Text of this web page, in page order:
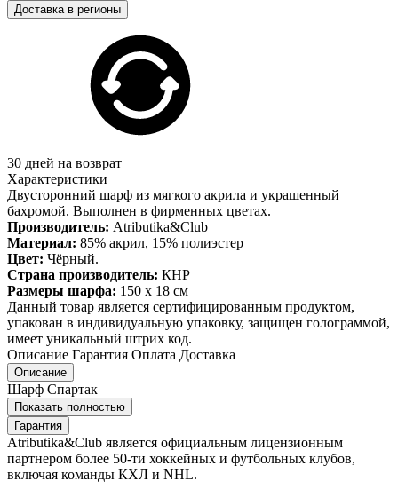
Доставка в регионы
30 дней на возврат
Характеристики
Двусторонний шарф из мягкого акрила и украшенный
бахромой. Выполнен в фирменных цветах.
Производитель: Atributika&Club
Материал: 85% акрил, 15% полиэстер
Цвет: Чёрный.
Страна производитель: КНР
Размеры шарфа: 150 х 18 см
Данный товар является сертифицированным продуктом,
упакован в индивидуальную упаковку, защищен голограммой,
имеет уникальный штрих код.
Описание Гарантия Оплата Доставка
Описание
Шарф Спартак
Показать полностью
Гарантия
Atributika&Club является официальным лицензионным
партнером более 50-ти хоккейных и футбольных клубов,
включая команды КХЛ и NHL.